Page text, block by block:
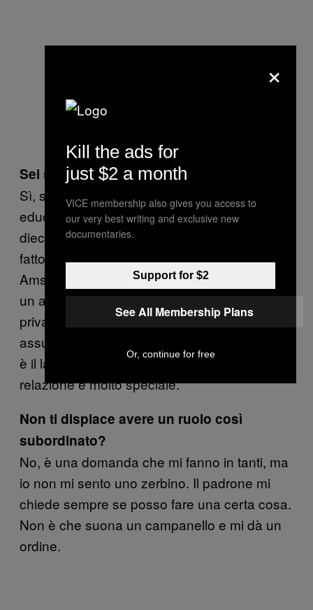
Sei sempre così educato?
Sì, sono fatto così. È come sono stato
educato. Lavoro nel settore da quando avevo
dieci anni; aiutavo nell’hotel di mio zio. Poi ho
fatto il barista all’Hotel Krasnapolsky ad
Amsterdam. Un giorno, mia madre ha visto
un annuncio online per un maggiordomo
privato. Ho fatto il colloquio e sono stato
assunto il giorno successivo. Per me, questo
è il lavoro definitivo. Il legame di fiducia nella
relazione è molto speciale.
Non ti dispiace avere un ruolo così
subordinato?
No, è una domanda che mi fanno in tanti, ma
io non mi sento uno zerbino. Il padrone mi
chiede sempre se posso fare una certa cosa.
Non è che suona un campanello e mi dà un
ordine.
×
Kill the ads for
just $2 a month
VICE membership also gives you access to
our very best writing and exclusive new
documentaries.
Support for $2
See All Membership Plans
Or, continue for free